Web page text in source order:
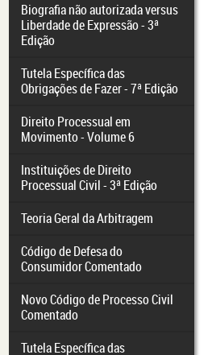
Biografia não autorizada versus
Liberdade de Expressão - 3ª
Edição
Tutela Específica das
Obrigações de Fazer - 7ª Edição
Direito Processual em
Movimento - Volume 6
Instituições de Direito
Processual Civil - 3ª Edição
Teoria Geral da Arbitragem
Código de Defesa do
Consumidor Comentado
Novo Código de Processo Civil
Comentado
Tutela Específica das